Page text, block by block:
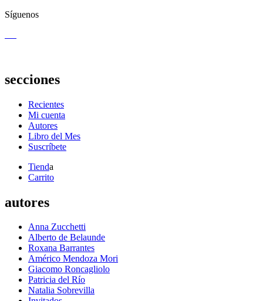
Síguenos
secciones
Recientes
Mi cuenta
Autores
Libro del Mes
Suscríbete
Tienda
Carrito
autores
Anna Zucchetti
Alberto de Belaunde
Roxana Barrantes
Américo Mendoza Mori
Giacomo Roncagliolo
Patricia del Río
Natalia Sobrevilla